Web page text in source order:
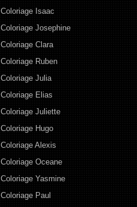
Coloriage Isaac
Coloriage Josephine
Coloriage Clara
Coloriage Ruben
Coloriage Julia
Coloriage Elias
Coloriage Juliette
Coloriage Hugo
Coloriage Alexis
Coloriage Oceane
Coloriage Yasmine
Coloriage Paul